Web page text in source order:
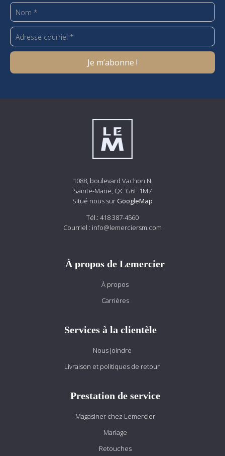
1088, boulevard Vachon N.
Sainte-Marie, QC G6E 1M7
Situé nous sur GoogleMap
Tél.: 418 387-4560
Courriel : info@lemerciersm.com
À propos de Lemercier
À propos
Carrières
Services à la clientèle
Nous joindre
Livraison et politiques de retour
Prestation de service
Magasiner chez Lemercier
Mariage
Retouches